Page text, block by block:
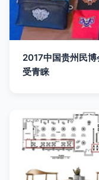
2017中国贵州民
受青睐